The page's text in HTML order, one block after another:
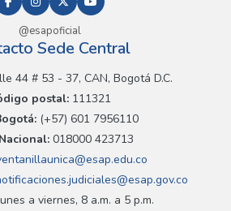
@esapoficial
Sede Central
44 # 53 - 37, CAN, Bogotá D.C.
postal: 111321
(+57) 601 7956110
018000 423713
a viernes, 8 a.m. a 5 p.m.